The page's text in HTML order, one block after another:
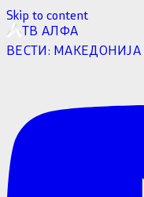
Skip to content
ТВ АЛФА
ВЕСТИ: МАКЕДОНИЈА